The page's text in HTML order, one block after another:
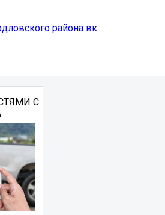
района вк
С